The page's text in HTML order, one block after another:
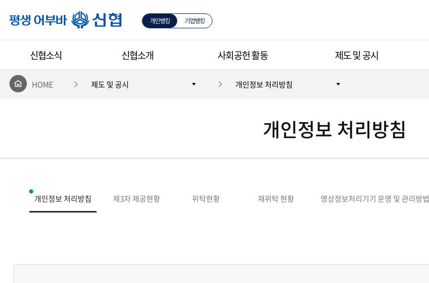
평생 어부바 신협 개인뱅킹 기업뱅킹
신협소식 신협소개 사회공헌 활동 제도 및 공시
HOME 제도 및 공시 개인정보 처리방침
개인정보 처리방침
개인정보 처리방침 제3자 제공현황 위탁현황 재위탁 현황 영상정보처리기기 운영 및 관리방법